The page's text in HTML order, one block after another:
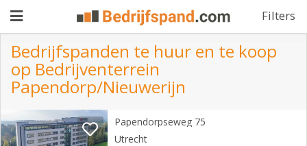
Filters
Pand
aanbieden
Pand
zoeken
Bedrijfspanden te huur en te koop
op Bedrijventerrein
Papendorp/Nieuwerijn
Papendorpseweg 75
Utrecht